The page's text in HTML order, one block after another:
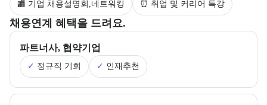
🏬 기업 채용설명회,네트워킹 ⏰ 취업 및 커리어 특강
채용연계 혜택을 드려요.
부트캠프의 채용 연계 기업 정보와 추가 안내 내용을 제공한다.
파트너사, 협약기업
✓ 정규직 기회 ✓ 인재추천